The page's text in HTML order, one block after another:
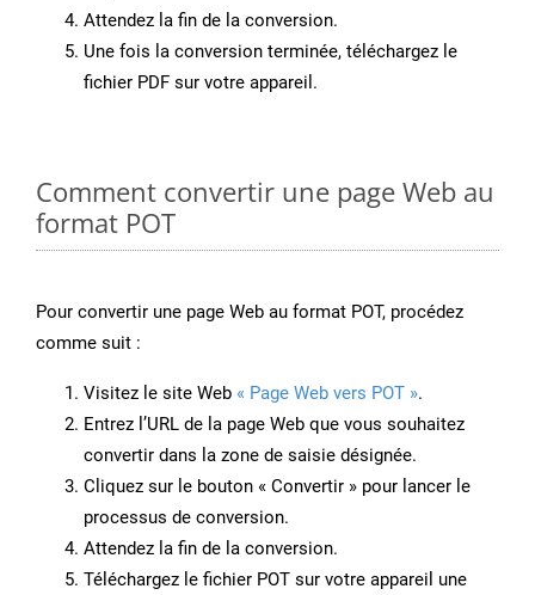
Attendez la fin de la conversion.
Une fois la conversion terminée, téléchargez le
fichier PDF sur votre appareil.
Comment convertir une page Web au
format POT
Pour convertir une page Web au format POT, procédez
comme suit :
Visitez le site Web « Page Web vers POT ».
Entrez l’URL de la page Web que vous souhaitez
convertir dans la zone de saisie désignée.
Cliquez sur le bouton « Convertir » pour lancer le
processus de conversion.
Attendez la fin de la conversion.
Téléchargez le fichier POT sur votre appareil une